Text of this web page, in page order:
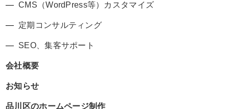
CMS（WordPress等）カスタマイズ
定期コンサルティング
SEO、集客サポート
会社概要
お知らせ
品川区のホームページ制作